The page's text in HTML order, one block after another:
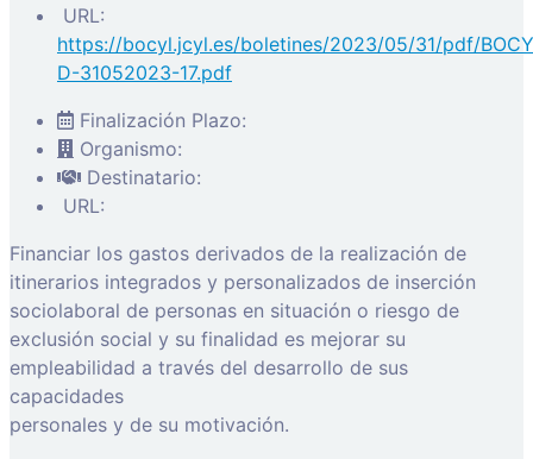
URL:
https://bocyl.jcyl.es/boletines/2023/05/31/pdf/
D-31052023-17.pdf
Finalización Plazo:
Organismo:
Destinatario:
URL:
Financiar los gastos derivados de la realización de
itinerarios integrados y personalizados de inserción
sociolaboral de personas en situación o riesgo de
exclusión social y su finalidad es mejorar su
empleabilidad a través del desarrollo de sus
capacidades
personales y de su motivación.